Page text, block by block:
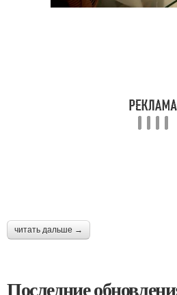
читать дальше →
Последние